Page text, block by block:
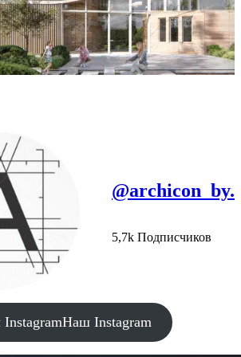
@archicon_by.
5,7k Подписчиков
Наш Instagram